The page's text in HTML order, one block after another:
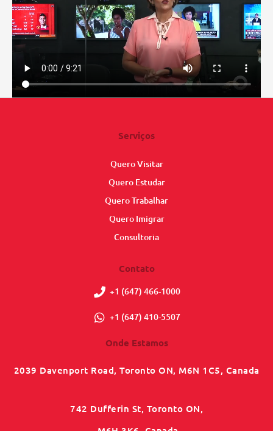
Serviços
Quero Visitar
Quero Estudar
Quero Trabalhar
Quero Imigrar
Consultoria
Contato
+1 (647) 466-1000
+1 (647) 410-5507
Onde Estamos
2039 Davenport Road, Toronto ON, M6N 1C5, Canada
742 Dufferin St, Toronto ON,